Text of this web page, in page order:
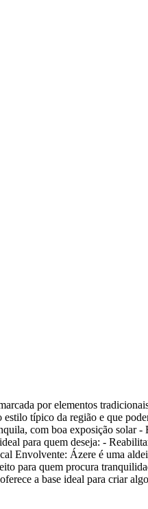
por elementos
típico da região e que
com boa exposição solar
para quem deseja: -
Envolvente: Ázere é uma
para quem procura
a base ideal para criar